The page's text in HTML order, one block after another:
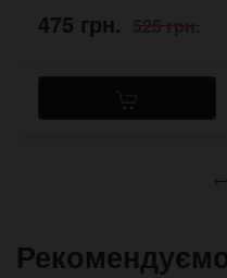
475 грн. 525 грн.
←